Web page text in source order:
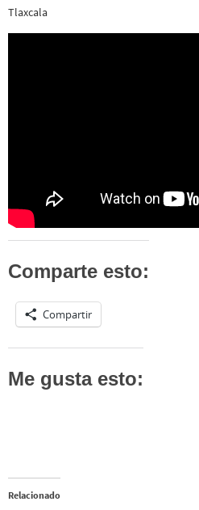
Tlaxcala
Comparte esto:
Compartir
Me gusta esto:
Relacionado